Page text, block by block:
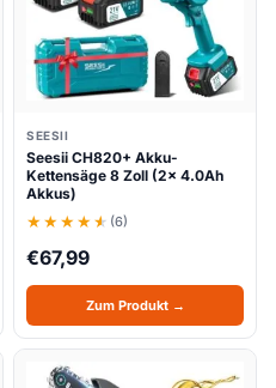
SEESII
Seesii CH820+ Akku-
Kettensäge 8 Zoll (2x 4.0Ah
Akkus)
(6)
€67,99
Zum Produkt →